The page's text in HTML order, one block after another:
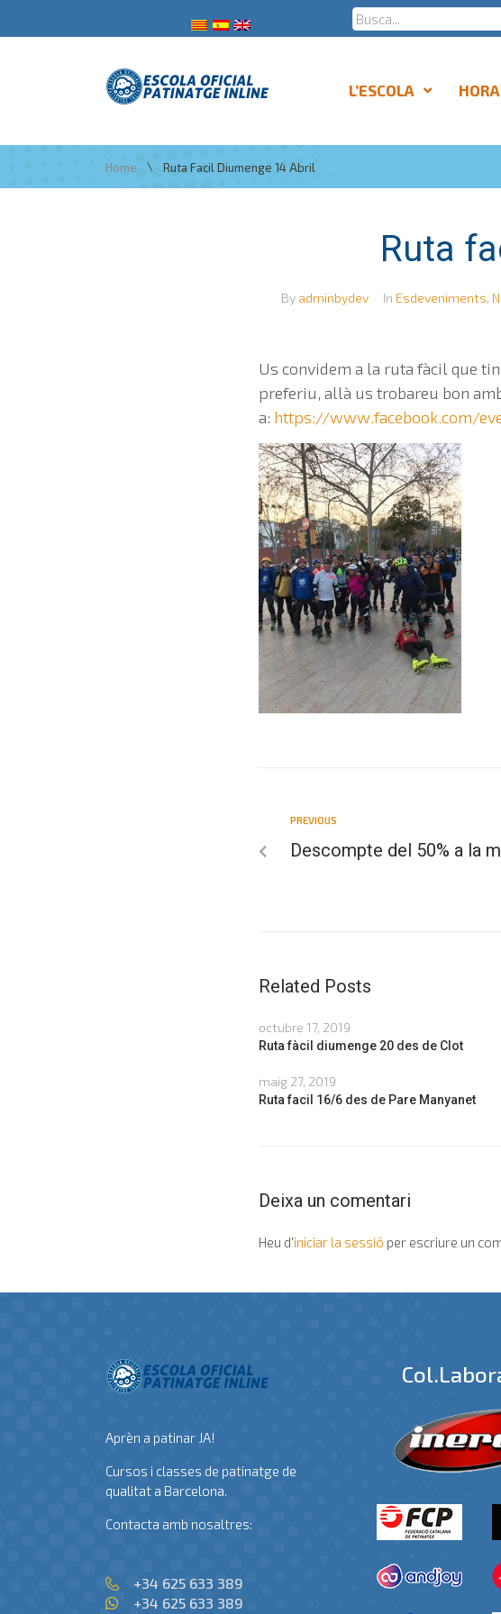
L’ESCOLA
Home \ Ruta Facil Diumenge 14 Abril
Ruta
By adminbydev In Esdeveniments,
Us convidem a la ruta fàcil que
preferiu, allà us trobareu bon
a: https://www.facebook.com/
PREVIOUS
Descompte del 50% a la
Related Posts
octubre 17, 2019
Ruta fàcil diumenge 20 des de Clot
maig 27, 2019
Ruta facil 16/6 des de Pare Manyanet
Deixa un comentari
Heu d'iniciar la sessió per escriure un
Aprèn a patinar JA!
Cursos i classes de patinatge de
qualitat a Barcelona.
Contacta amb nosaltres:
+34 625 633 389
+34 625 633 389